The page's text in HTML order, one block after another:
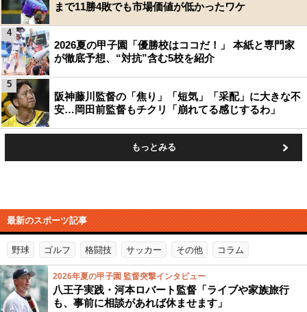
まで11勝4敗でも市場価値が低かったワケ
2026夏の甲子園「優勝校はココだ！」 本紙と専門家
が徹底予想、“対抗”含む5校を紹介
4
阪神藤川監督の「焦り」「短気」「采配」に大きな不
安…岡田前監督もチクリ「崩れてる感じするわ」
5
もっとみる
最新のスポーツ記事
野球 ゴルフ 格闘技 サッカー その他 コラム
2026年夏の甲子園 監督突撃インタビュー
八王子実践・河本ロバート監督「ライブや家族旅行
も、事前に相談があれば休ませます」